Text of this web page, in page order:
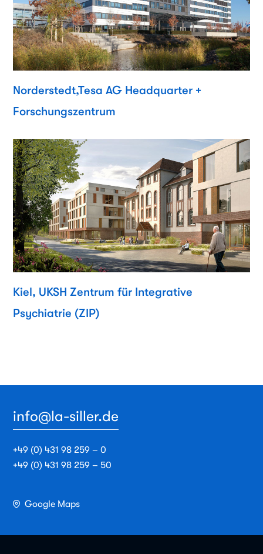
Norderstedt,Tesa AG Headquarter +
Forschungszentrum
Kiel, UKSH Zentrum für Integrative
Psychiatrie (ZIP)
info@la-siller.de
+49 (0) 431 98 259 – 0
+49 (0) 431 98 259 – 50
Google Maps